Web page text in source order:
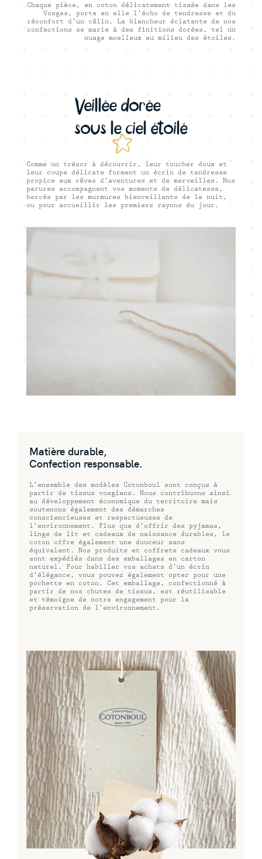
Chaque pièce, en coton délicatement tissée dans les
Vosges, porte en elle l’écho de tendresse et du
réconfort d’un câlin. La blancheur éclatante de nos
confections se marie à des finitions dorées, tel un
nuage moelleux au milieu des étoiles.
Veillée dorée
sous le ciel étoilé
Comme un trésor à découvrir, leur toucher doux et
leur coupe délicate forment un écrin de tendresse
propice aux rêves d’aventures et de merveilles. Nos
parures accompagnent vos moments de délicatesse,
bercés par les murmures bienveillants de la nuit,
ou pour accueillir les premiers rayons du jour.
Matière durable,
Confection responsable.
L’ensemble des modèles Cotonboul sont conçus à
partir de tissus vosgiens. Nous contribuons ainsi
au développement économique du territoire mais
soutenons également des démarches
consciencieuses et respectueuses de
l’environnement. Plus que d’offrir des pyjamas,
linge de lit et cadeaux de naissance durables, le
coton offre également une douceur sans
équivalent. Nos produits et coffrets cadeaux vous
sont expédiés dans des emballages en carton
naturel. Pour habiller vos achats d’un écrin
d’élégance, vous pouvez également opter pour une
pochette en coton. Cet emballage, confectionné à
partir de nos chutes de tissus, est réutilisable
et témoigne de notre engagement pour la
préservation de l’environnement.